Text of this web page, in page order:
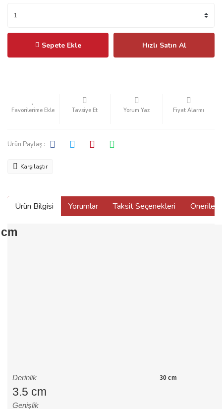
Sepete Ekle Hızlı Satın Al
Tavsiye Et Yorum Yaz Fiyat Alarmı
Ürün Paylaş :
Karşılaştır
Ürün Bilgisi Yorumlar Taksit Seçenekleri
30 cm
Derinlik
3.5 cm
Genişlik